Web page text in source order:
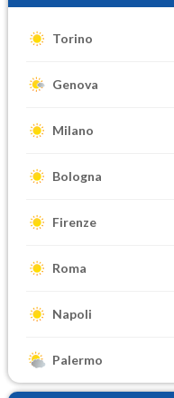
Torino
Genova
Milano
Bologna
Firenze
Roma
Napoli
Palermo